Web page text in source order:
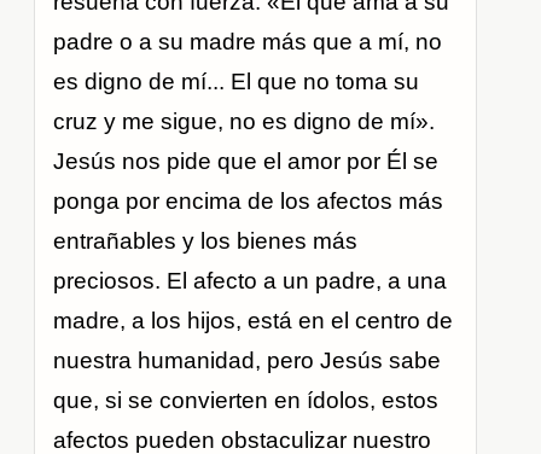
padre o a su madre más que a mí, no
es digno de mí... El que no toma su
cruz y me sigue, no es digno de mí».
Jesús nos pide que el amor por Él se
ponga por encima de los afectos más
entrañables y los bienes más
preciosos. El afecto a un padre, a una
madre, a los hijos, está en el centro de
nuestra humanidad, pero Jesús sabe
que, si se convierten en ídolos, estos
afectos pueden obstaculizar nuestro